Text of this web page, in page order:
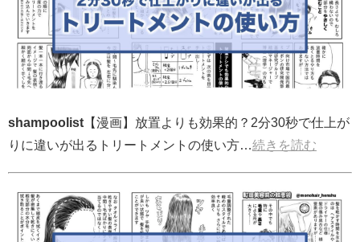
shampoolist 【漫画】放置よりも効果的？2分30秒で仕上が
りに違いが出るトリートメントの使い方…続きを読む